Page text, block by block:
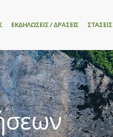
ΕΚΔΗΛΩΣΕΙΣ / ΔΡΑΣΕΙΣ ΣΤΑΣΕΙΣ